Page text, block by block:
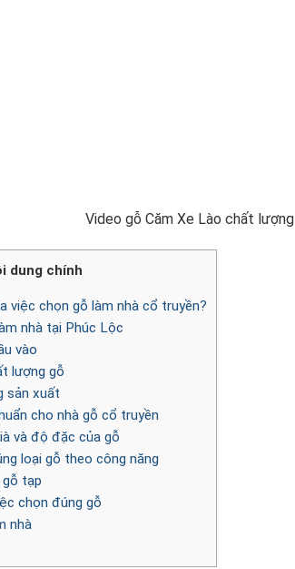
Video gỗ Căm Xe Lào chất lượng
dung chính
việc chọn gỗ làm nhà cổ truyền?
nhà tại Phúc Lộc
vào
lượng gỗ
sản xuất
cho nhà gỗ cổ truyền
và độ đặc của gỗ
loại gỗ theo công năng
gỗ tạp
chọn đúng gỗ
nhà